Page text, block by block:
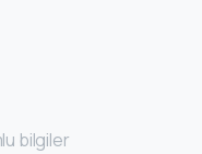
bilgiler